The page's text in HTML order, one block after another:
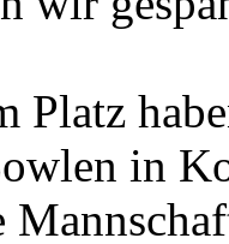
Platz
in